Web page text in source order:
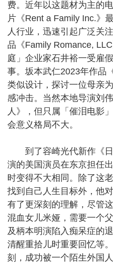
费。近年以这题材为主的
片《Rent a Family Inc.》
人行业，迅速引起广泛关
品《Family Romance,
庭」企业家石井裕一受雇
事。坂本武仁2023年作品
类似设计，探讨一位母亲
感冲击。当然本地导演刘
人》，但只属「催泪电影
会意义格局不大。
到了容崎光代新作《日
演的美国演员在东京担任
时变得不大相同。除了这
找到自己人生目标外，他
有了更深刻的理解，尽管
混血女儿米娅，需要一个
及柄本明演陷入痴呆症的
清醒重拾儿时重要回忆等
刻，成功被一个陌生外国